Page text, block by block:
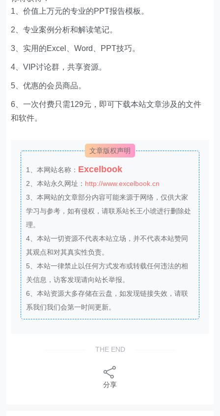
1、价值上万元的专业的PPT报告模板。
2、专业案例分析和解读笔记。
3、实用的Excel、Word、PPT技巧。
4、VIP讨论群，共享资源。
5、优惠的会员商品。
6、一次付费只需129元，即可下载本站文章涉及的文件
和软件。
文章版权声明
1、本网站名称： Excelbook
2、本站永久网址： http://www.excelbook.cn
3、本网站的文章部分内容可能来源于网络，仅供大家
学习与参考，如有侵权，请联系站长王小琥进行删除处
理。
4、本站一切资源不代表本站立场，并不代表本站赞同
其观点和对其真实性负责。
5、本站一律禁止以任何方式发布或转载任何违法的相
关信息，访客发现请向站长举报。
6、本站资源大多存储在云盘，如发现链接失效，请联
系我们我们会第一时间更新。
THE END
分享